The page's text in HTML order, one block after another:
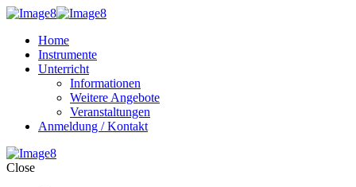
Home
Instrumente
Unterricht
Informationen
Weitere Angebote
Veranstaltungen
Anmeldung / Kontakt
Close